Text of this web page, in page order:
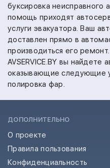
буксировка неисправного
помощь приходят
услуги эвакуатора. Ваш
доставлен прямо в
производиться его ремонт.
AVSERVICE.BY вы найдете
оказывающие следующие
полировка фар.
ДОПОЛНИТЕЛЬНО
О проекте
Правила пользования
Конфиденциальность